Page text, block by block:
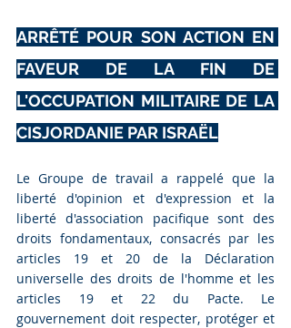
ARRÊTÉ POUR SON ACTION EN
FAVEUR DE LA FIN DE
L'OCCUPATION MILITAIRE DE LA
CISJORDANIE PAR ISRAËL
Le Groupe de travail a rappelé que la
liberté d'opinion et d'expression et la
liberté d'association pacifique sont des
droits fondamentaux, consacrés par les
articles 19 et 20 de la Déclaration
universelle des droits de l'homme et les
articles 19 et 22 du Pacte. Le
gouvernement doit respecter, protéger et